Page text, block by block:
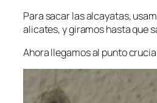
Para sacar las alcayatas,
alicates, y giramos hasta que
Ahora llegamos al punto